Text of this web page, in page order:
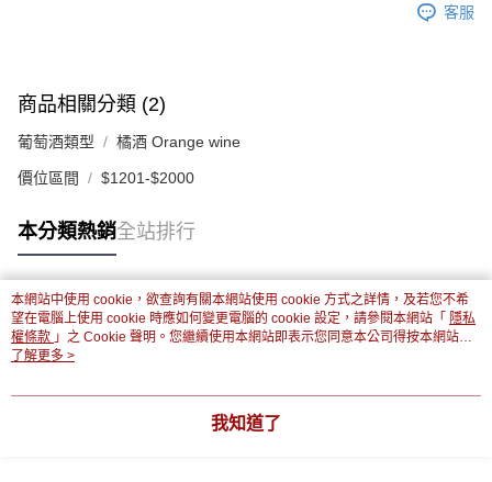
客服
商品相關分類 (2)
葡萄酒類型 橘酒 Orange wine
價位區間 $1201-$2000
本分類熱銷全站排行
熱門標籤
本網站中使用 cookie，欲查詢有關本網站使用 cookie 方式之詳情，及若您不希
望在電腦上使用 cookie 時應如何變更電腦的 cookie 設定，請參閱本網站「 隱私
權條款 」之 Cookie 聲明。您繼續使用本網站即表示您同意本公司得按本網站使
用條款之 Cookie 聲明使用 cookie。
了解更多 >
我知道了